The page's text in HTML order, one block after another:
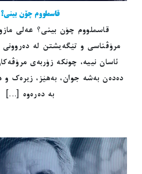
قاسملووم چۆن بینی؟
قاسملووم چۆن بینی؟ عەلی
مرۆڤناسی و تێگەیشتن لە
ئاسان نییە، چونکە زۆربەی
دەدەن بەشە جوان، بەهێز، زیرەک و
بە دەرەوە [...]